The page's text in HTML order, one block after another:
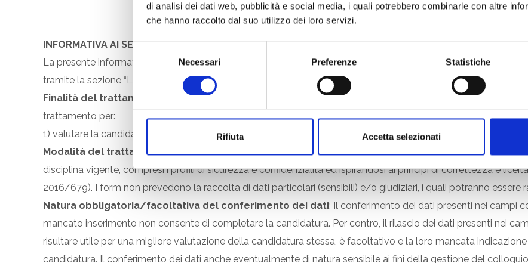
di analisi dei dati web, pubblicità e social media, i quali potrebbero combinarle con altre
che hanno raccolto dal suo utilizzo dei loro servizi.
S
e
o
n
e
l
c
Necessari Preferenze Statistiche
Rifiuta Accetta selezionati
INFORMATIVA AI SENSI DELL’ART. 13 DEL REGOLAMENTO UE 2016/679
La presente informativa, resa agli interessati ai sensi dell’art. 13 del Regolamento (UE) 2017/679 si applica ai
tramite la sezione “Lavora con noi” del sito www.emgcostruzionimeccaniche.it.
Finalità del trattamento
: I suoi dati personali conferiti nei form di compilazione verranno trattati da EMG
trattamento per:
1) valutare la candidatura; 2) gestire i colloqui di lavoro.
Modalità del trattamento: I dati personali comuni conferiti sono trattati in forma cartacea ed elettronica da
disciplina vigente, compresi i profili di sicurezza e confidenzialità ed ispirandosi ai principi di correttezza e
2016/679). I form non prevedono la raccolta di dati particolari (sensibili) e/o giudiziari, i quali potranno essere
Natura obbligatoria/facoltativa del conferimento dei dati: Il conferimento dei dati presenti nei campi
mancato inserimento non consente di completare la candidatura. Per contro, il rilascio dei dati presenti nei
risultare utile per una migliore valutazione della candidatura stessa, è facoltativo e la loro mancata
candidatura. Il conferimento dei dati anche eventualmente di natura sensibile ai fini della gestione del